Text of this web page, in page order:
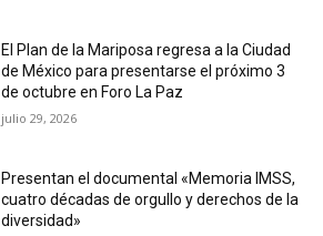
El Plan de la Mariposa regresa a la Ciudad
de México para presentarse el próximo 3
de octubre en Foro La Paz
julio 29, 2026
Presentan el documental «Memoria IMSS,
cuatro décadas de orgullo y derechos de la
diversidad»